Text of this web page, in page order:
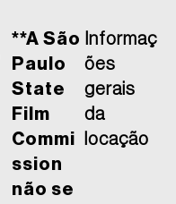
**A São
Paulo
State
Film
Commi
ssion
não se
Informaç
ões
gerais
da
locação